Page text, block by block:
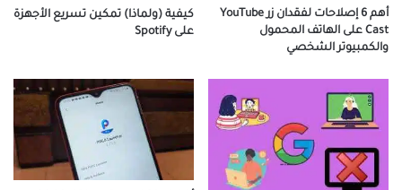
أهم 6 إصلاحات لفقدان زر YouTube
Cast على الهاتف المحمول
والكمبيوتر الشخصي
كيفية (ولماذا) تمكين تسريع الأجهزة
على Spotify